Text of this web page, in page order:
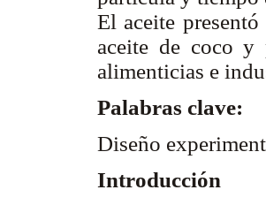
El aceite
aceite de coco y
alimenticias e
Palabras clave:
Diseño
Introducción